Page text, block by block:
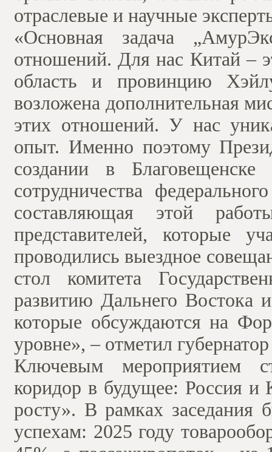
отраслевые и научные
«Основная задача
отношений. Для нас Китай –
область и провинцию
возложена дополнительная
этих отношений. У нас
опыт. Именно поэтому
создании в Благовещенске
сотрудничества
составляющая этой
представителей, которые
проводились выездное
стол комитета
развитию Дальнего
которые обсуждаются на
уровне», – отметил
Ключевым мероприятием
коридор в будущее: Россия и
росту». В рамках заседания
успехам: 2025 году